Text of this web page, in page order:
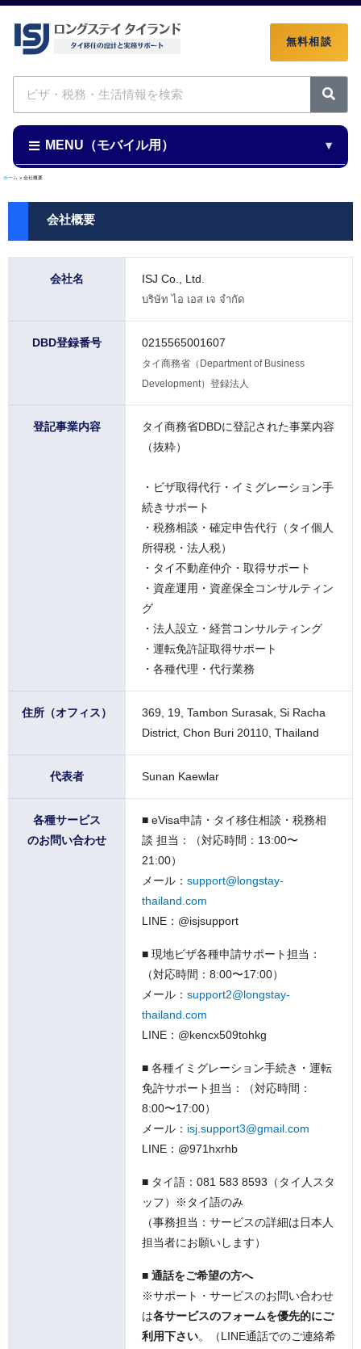
無料相談
MENU（モバイル用）
ホーム »会社概要
会社概要
会社名 ISJ Co., Ltd.
บริษัท ไอ เอส เจ จำกัด
DBD登録番号 0215565001607
タイ商務省（Department of Business
Development）登録法人
登記事業内容
タイ商務省DBDに登記された事業内容
（抜粋）
・ビザ取得代行・イミグレーション手
続きサポート
・税務相談・確定申告代行（タイ個人
所得税・法人税）
・タイ不動産仲介・取得サポート
・資産運用・資産保全コンサルティン
グ
・法人設立・経営コンサルティング
・運転免許証取得サポート
・各種代理・代行業務
住所（オフィス） 369, 19, Tambon Surasak, Si Racha
District, Chon Buri 20110, Thailand
代表者 Sunan Kaewlar
各種サービス
のお問い合わせ
■ eVisa申請・タイ移住相談・税務相
談 担当：（対応時間：13:00〜
21:00）
メール： support@longstay-
thailand.com
LINE：@isjsupport
■ 現地ビザ各種申請サポート担当：
（対応時間：8:00〜17:00）
メール： support2@longstay-
thailand.com
LINE：@kencx509tohkg
■ 各種イミグレーション手続き・運転
免許サポート担当：（対応時間：
8:00〜17:00）
メール： isj.support3@gmail.com
LINE：@971hxrhb
■ タイ語： 081 583 8593 （タイ人スタ
ッフ）※タイ語のみ
（事務担当：サービスの詳細は日本人
担当者にお願いします）
■ 通話をご希望の方へ
※サポート・サービスのお問い合わせ
は各サービスのフォームを優先的にご
利用下さい。（LINE通話でのご連絡希